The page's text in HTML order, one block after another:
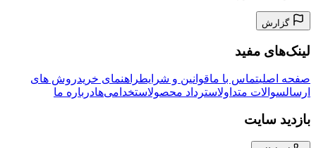
گزارش
لینک‌های مفید
صفحه اصلیتماس با ماقوانین و شرایطراهنمای خریدروش های
ارسالسوالات متداولاسترداد محصولاستخدامی‌هادرباره ما
بازدید سایت